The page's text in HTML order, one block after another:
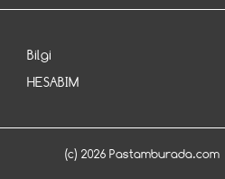
Bilgi
HESABIM
(c) 2026 Pastamburada.com